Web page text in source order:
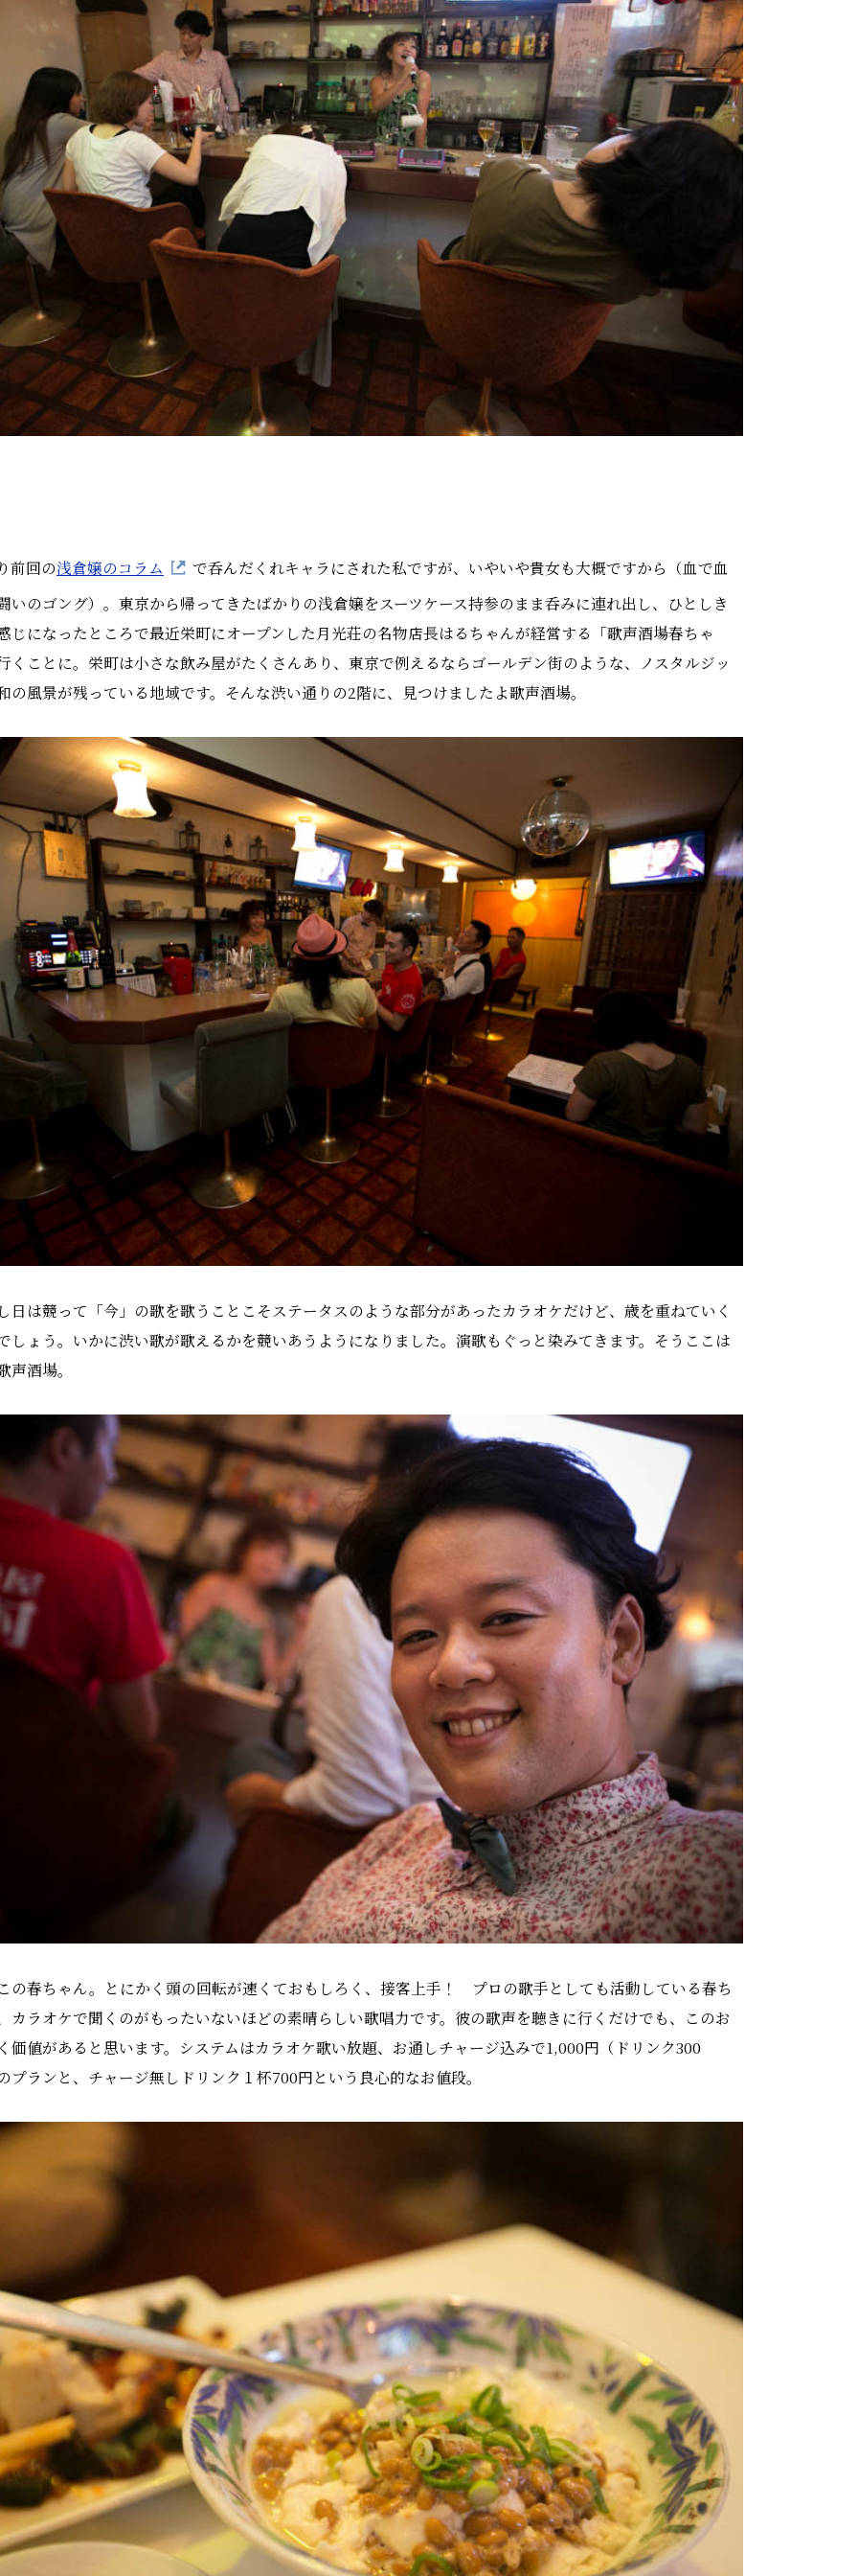
前回の浅倉嬢のコラム
で呑んだくれキャラにされた私ですが、いやいや貴女も大概ですから（血で血
いのゴング）。東京から帰ってきたばかりの浅倉嬢をスーツケース持参のまま呑みに連れ出し、ひとしき
じになったところで最近栄町にオープンした月光荘の名物店長はるちゃんが経営する「歌声酒場春ちゃ
くことに。栄町は小さな飲み屋がたくさんあり、東京で例えるならゴールデン街のような、ノスタルジッ
の風景が残っている地域です。そんな渋い通りの2階に、見つけましたよ歌声酒場。
日は競って「今」の歌を歌うことこそステータスのような部分があったカラオケだけど、歳を重ねていく
しょう。いかに渋い歌が歌えるかを競いあうようになりました。演歌もぐっと染みてきます。そうここは
声酒場。
の春ちゃん。とにかく頭の回転が速くておもしろく、接客上手！ プロの歌手としても活動している春ち
カラオケで聞くのがもったいないほどの素晴らしい歌唱力です。彼の歌声を聴きに行くだけでも、このお
価値があると思います。システムはカラオケ歌い放題、お通しチャージ込みで1,000円（ドリンク300
プランと、チャージ無しドリンク１杯700円という良心的なお値段。